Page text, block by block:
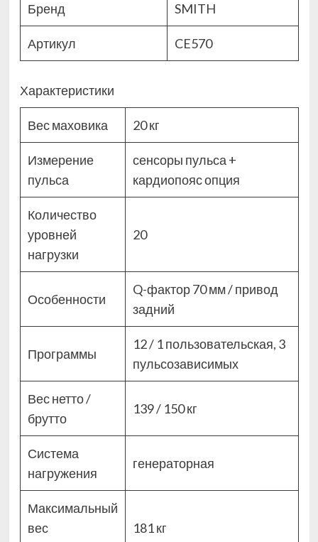
Бренд SMITH
Артикул CE570
Характеристики
Вес маховика 20 кг
Измерение
пульса
сенсоры пульса +
кардиопояс опция
Количество
уровней
нагрузки
20
Особенности
Q-фактор 70 мм / привод
задний
Программы
12 / 1 пользовательская, 3
пульсозависимых
Вес нетто /
брутто
139 / 150 кг
Система
нагружения
генераторная
Максимальный
вес
181 кг